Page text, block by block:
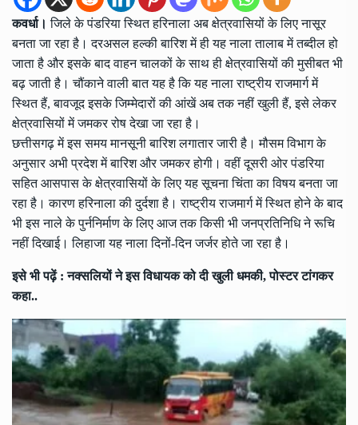
कवर्धा। जिले के पंडरिया स्थित हरिनाला अब क्षेत्रवासियों के लिए नासूर
बनता जा रहा है। दरअसल हल्की बारिश में ही यह नाला तालाब में तब्दील हो
जाता है और इसके बाद वाहन चालकों के साथ ही क्षेत्रवासियों की मुसीबत भी
बढ़ जाती है। चौंकाने वाली बात यह है कि यह नाला राष्ट्रीय राजमार्ग में
स्थित हैं, बावजूद इसके जिम्मेदारों की आंखें अब तक नहीं खुली हैं, इसे लेकर
क्षेत्रवासियों में जमकर रोष देखा जा रहा है।
छत्तीसगढ़ में इस समय मानसूनी बारिश लगातार जारी है। मौसम विभाग के
अनुसार अभी प्रदेश में बारिश और जमकर होगी। वहीं दूसरी ओर पंडरिया
सहित आसपास के क्षेत्रवासियों के लिए यह सूचना चिंता का विषय बनता जा
रहा है। कारण हरिनाला की दुर्दशा है। राष्ट्रीय राजमार्ग में स्थित होने के बाद
भी इस नाले के पुर्ननिर्माण के लिए आज तक किसी भी जनप्रतिनिधि ने रूचि
नहीं दिखाई। लिहाजा यह नाला दिनों-दिन जर्जर होते जा रहा है।
इसे भी पढ़ें :नक्सलियों ने इस विधायक को दी खुली धमकी, पोस्टर टांगकर
कहा..